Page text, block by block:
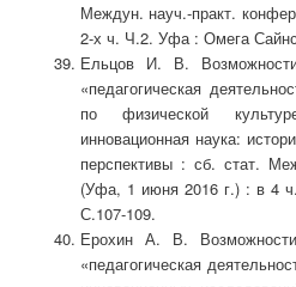
Междун. науч.-практ.
2-х ч. Ч.2. Уфа : Омега
Ельцов И. В. Возможности
«педагогическая
по физической
инновационная наука:
перспективы : сб. стат.
(Уфа, 1 июня 2016 г.) : в 4
С.107-109.
Ерохин А. В. Возможности
«педагогическая